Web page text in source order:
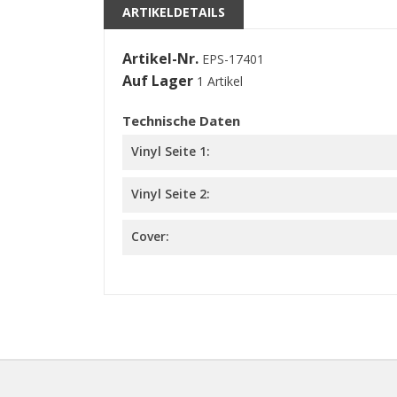
ARTIKELDETAILS
Artikel-Nr. EPS-17401
Auf Lager 1 Artikel
Technische Daten
Vinyl Seite 1:
Vinyl Seite 2:
Cover: